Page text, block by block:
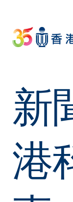
main
content
新
港